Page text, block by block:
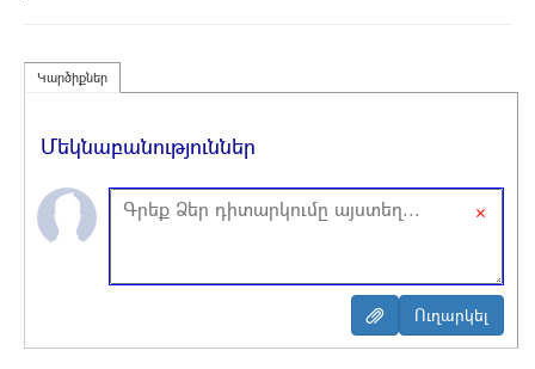
Կարծիքներ
Մեկնաբանություններ
×